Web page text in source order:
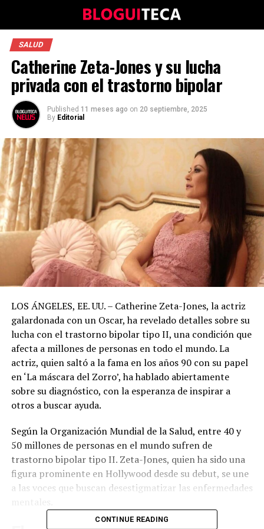
SALUD
Catherine Zeta-Jones y su lucha
privada con el trastorno bipolar
Published 11 meses ago on 20 septiembre, 2025
By Editorial
LOS ÁNGELES, EE. UU. – Catherine Zeta-Jones, la actriz
galardonada con un Oscar, ha revelado detalles sobre su
lucha con el trastorno bipolar tipo II, una condición que
afecta a millones de personas en todo el mundo. La
actriz, quien saltó a la fama en los años 90 con su papel
en ‘La máscara del Zorro’, ha hablado abiertamente
sobre su diagnóstico, con la esperanza de inspirar a
otros a buscar ayuda.
Según la Organización Mundial de la Salud, entre 40 y
50 millones de personas en el mundo sufren de
trastorno bipolar tipo II. Zeta-Jones, quien ha sido una
figura prominente en Hollywood desde su debut, se une
a las voces que buscan desestigmatizar las enfermedades
CONTINUE READING